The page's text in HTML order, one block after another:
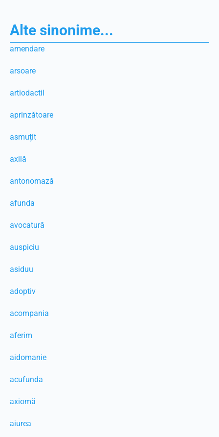
Alte sinonime...
amendare
arsoare
artiodactil
aprinzătoare
asmuțit
axilă
antonomază
afunda
avocatură
auspiciu
asiduu
adoptiv
acompania
aferim
aidomanie
acufunda
axiomă
aiurea